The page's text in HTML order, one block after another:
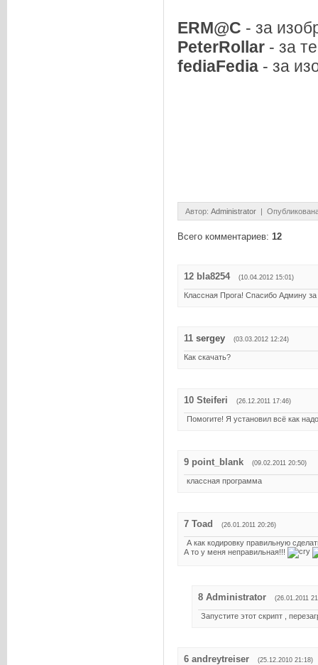
ERM@C - за
PeterRollar - за
fediaFedia - за
Автор: Administrator |
Всего комментариев: 12
12 bla8254 (10.04.2012 15:01)
Классная Прога! Спасибо Админу
11 sergey (03.03.2012 12:24)
Как скачать?
10 Steiferi (26.12.2011 17:46)
Помогите! Я установил всё как
9 point_blank (09.02.2011 20:50)
классная программа
7 Toad (26.01.2011 20:26)
А как кодировку правильную
А то у меня неправильная!!!
8 Administrator (26.01.2011
Запустите этот скрипт ,
6 andreytreiser (25.12.2010 21:18)